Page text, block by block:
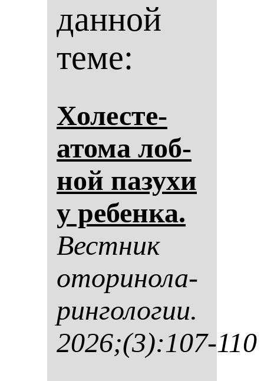
данной
теме:
Хо­лес­те­
ато­ма лоб­
ной па­зу­хи
у ре­бен­ка.
Вес­тник
ото­ри­но­ла­
рин­го­ло­гии.
2026;(3):107-110